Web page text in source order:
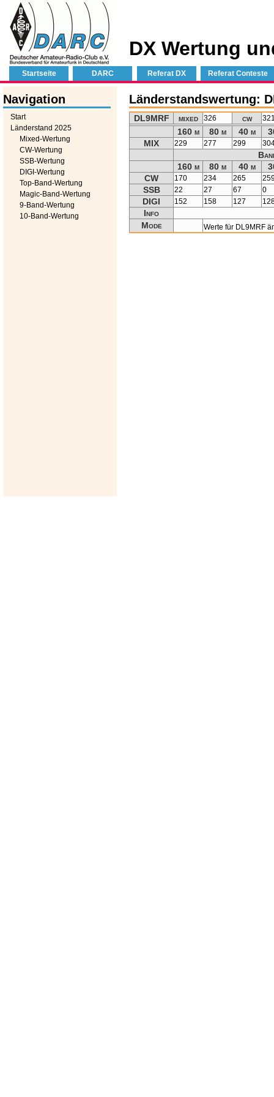
DX Wertung
Startseite DARC Referat DX Referat Conteste
Navigation
Start
Länderstand 2025
Mixed-Wertung
CW-Wertung
SSB-Wertung
DIGI-Wertung
Top-Band-Wertung
Magic-Band-Wertung
9-Band-Wertung
10-Band-Wertung
Länderstandswertung:
DL9MRF mixed 326 cw
160 m 80 m 40 m
MIX
229 277 299
160 m
80 m 40 m
CW
170 234 265
SSB 22 27 67 0
DIGI 152 158 127
Info
Mode
Werte für DL9MRF